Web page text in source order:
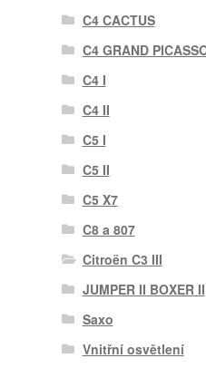
C4 CACTUS
C4 GRAND
C4 I
C4 II
C5 I
C5 II
C5 X7
C8 a 807
Citroën C3 III
JUMPER II BOXER II
Saxo
Vnitřní osvětlení